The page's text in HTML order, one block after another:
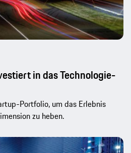
in das Technologie-
Portfolio, um das Erlebnis
zu heben.